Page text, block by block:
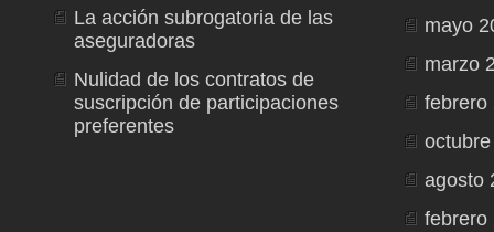
La acción subrogatoria de las
aseguradoras
Nulidad de los contratos de
suscripción de participaciones
preferentes
mayo
marzo
febrero
agosto
febrero